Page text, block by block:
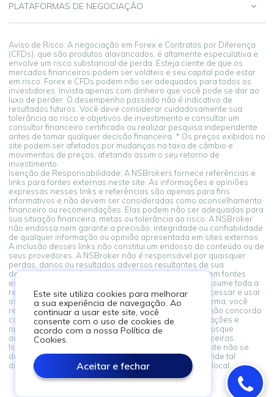
PLATAFORMAS DE NEGOCIAÇÃO
Aviso de Risco: A negociação em Forex e Contratos por Diferença
(CFDs), que são produtos alavancados, é altamente especulativa e
envolve um risco substancial de perda. Esteja ciente de que os
mercados financeiros podem ser voláteis e seu capital pode estar
em risco. Forex e CFDs podem não ser adequados para todos os
investidores. Invista apenas com dinheiro que você pode se dar ao
luxo de perder. O desempenho passado não é indicativo de
resultados futuros. Você deve considerar cuidadosamente sua
tolerância ao risco e objetivos de investimento e consultar um
consultor financeiro certificado ou realizar pesquisa independente
antes de tomar qualquer decisão financeira. * Os preços exibidos no
site podem ser afetados por mudanças na taxa de câmbio e
movimentos de preços, afetando assim o seu retorno de
investimento.
Isenção de Responsabilidade: A NSBrokers fornece referências e
links para fontes externas neste site. As informações e opiniões
expressas nesses links e referências são apenas para fins
informativos e não devem ser consideradas como aconselhamento
financeiro ou recomendações. Elas podem não ser adequadas para
sua situação financeira, metas ou tolerância ao risco. A NSBroker
não endossa nem garante a precisão, integridade ou confiabilidade
de qualquer informação ou opinião apresentada em sites externos.
A inclusão desses links não constitui um endosso do conteúdo ou de
seus provedores. A NSBroker não é responsável por quaisquer
perdas, danos ou resultados adversos resultantes de sua
dependência de informações ou opiniões fornecidas em fontes
externas vinculadas a partir desta plataforma. Você assume toda a
responsabilidade por suas decisões financeiras. Ao acessar e usar
os links para fontes externas fornecidos nesta plataforma, você
reconhece e concorda com este aviso legal. Se você não concorda
com estes termos, abstenha-se de confiar nas informações e
opiniões apresentadas em fontes externas. Sempre busque
aconselhamento profissional ao tomar decisões financeiras.
Isenção de Responsabilidade: As informações neste site não se
destinam a residentes de nenhum país ou jurisdição onde tal
distribuição ou uso seja contrário à lei ou regulamento local.
Este site utiliza cookies para melhorar
a sua experiência de navegação. Ao
continuar a usar este site, você
consente com o uso de cookies de
acordo com a nossa Política de
Cookies.
Aceitar e fechar